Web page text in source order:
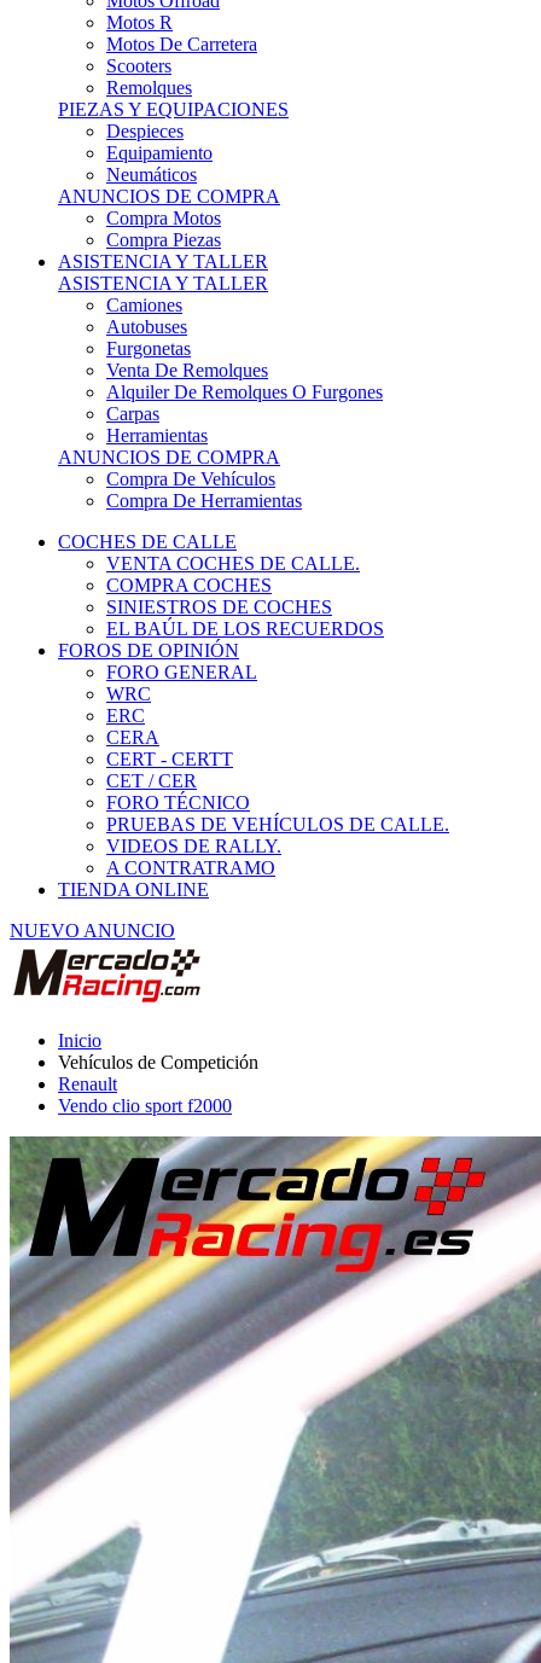
Motos R
Motos De Carretera
Scooters
Remolques
PIEZAS Y EQUIPACIONES
Despieces
Equipamiento
Neumáticos
ANUNCIOS DE COMPRA
Compra Motos
Compra Piezas
ASISTENCIA Y TALLER
ASISTENCIA Y TALLER
Camiones
Autobuses
Furgonetas
Venta De Remolques
Alquiler De Remolques O Furgones
Carpas
Herramientas
ANUNCIOS DE COMPRA
Compra De Vehículos
Compra De Herramientas
COCHES DE CALLE
VENTA COCHES DE CALLE.
COMPRA COCHES
SINIESTROS DE COCHES
EL BAÚL DE LOS RECUERDOS
FOROS DE OPINIÓN
FORO GENERAL
WRC
ERC
CERA
CERT - CERTT
CET / CER
FORO TÉCNICO
PRUEBAS DE VEHÍCULOS DE CALLE.
VIDEOS DE RALLY.
A CONTRATRAMO
TIENDA ONLINE
NUEVO ANUNCIO
Inicio
Vehículos de Competición
Renault
Vendo clio sport f2000